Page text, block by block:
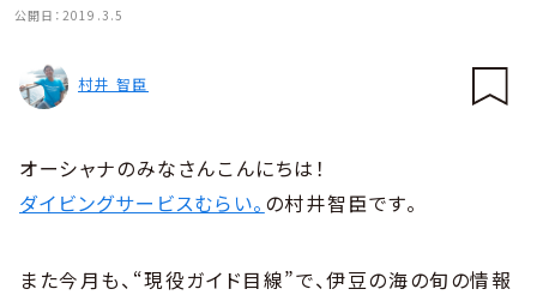
公開日： 2019.3.5
村井 智臣
オーシャナのみなさんこんにちは！
ダイビングサービスむらい。 の村井智臣です。
また今月も、“現役ガイド目線”で、伊豆の海の旬の情報